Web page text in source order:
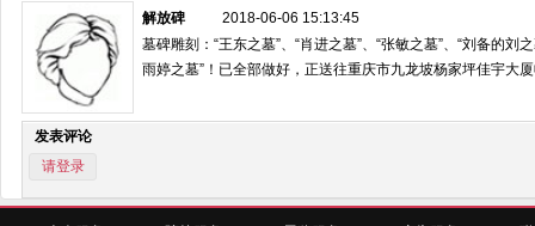
解放碑
2018-06-06 15:13:45
墓碑雕刻：“王东之墓”、“肖进之墓”、“张敏之墓”、“刘备的刘
雨婷之墓”！已全部做好，正送往重庆市九龙坡杨家坪佳宇大
发表评论
请登录